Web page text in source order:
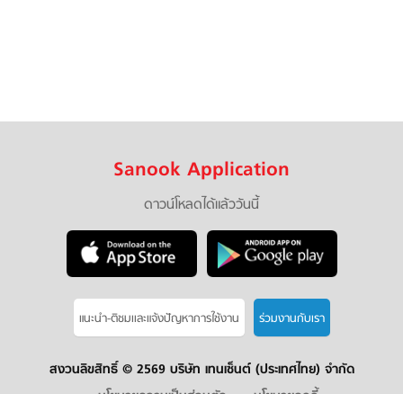
Sanook Application
ดาวน์โหลดได้แล้ววันนี้
แนะนำ-ติชมเเละแจ้งปัญหาการใช้งาน ร่วมงานกับเรา
สงวนลิขสิทธิ์ © 2569 บริษัท เทนเซ็นต์ (ประเทศไทย) จำกัด